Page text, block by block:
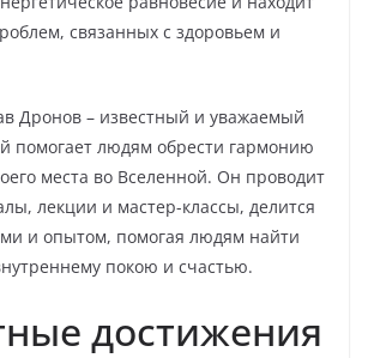
связанных с здоровьем и
Дронов – известный и уважаемый
помогает людям обрести гармонию
места во Вселенной. Он проводит
лекции и мастер-классы, делится
и опытом, помогая людям найти
покою и счастью.
достижения